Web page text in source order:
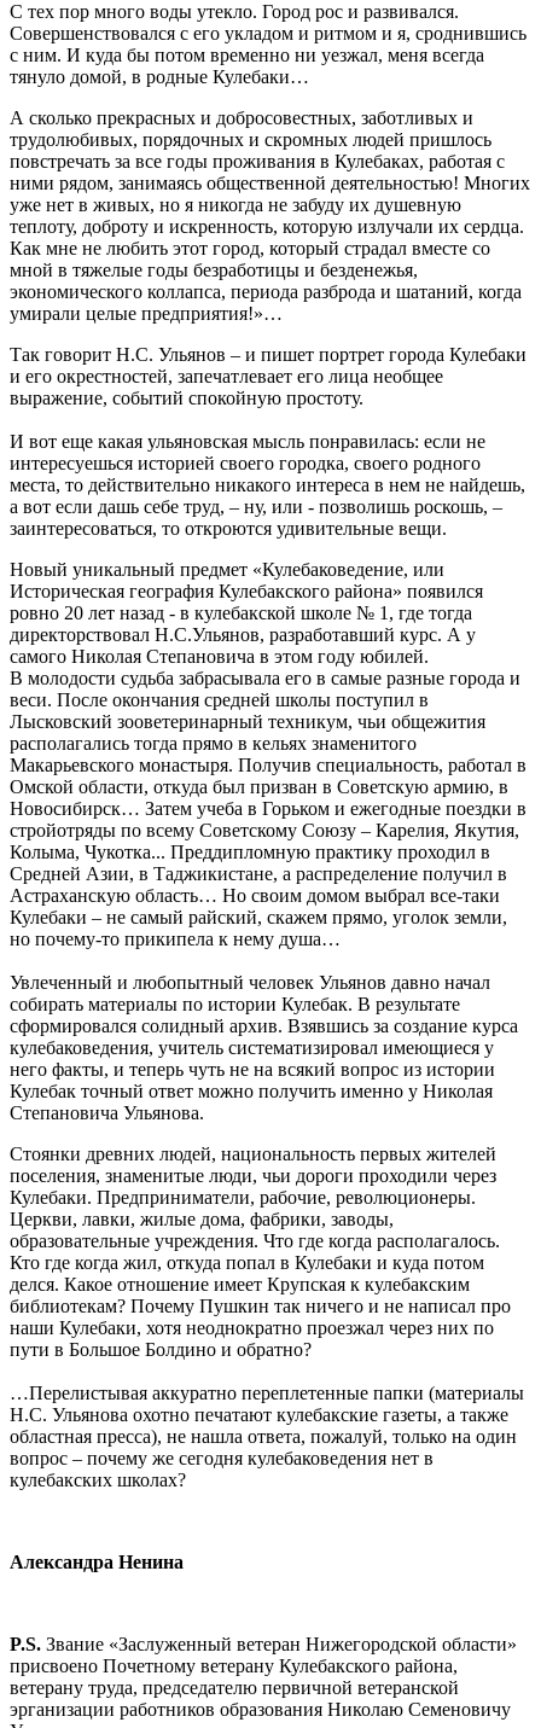
С тех пор много воды утекло. Город рос и развивался.
Совершенствовался с его укладом и ритмом и я, сроднившись
с ним. И куда бы потом временно ни уезжал, меня всегда
тянуло домой, в родные Кулебаки…
А сколько прекрасных и добросовестных, заботливых и
трудолюбивых, порядочных и скромных людей пришлось
повстречать за все годы проживания в Кулебаках, работая с
ними рядом, занимаясь общественной деятельностью! Многих
уже нет в живых, но я никогда не забуду их душевную
теплоту, доброту и искренность, которую излучали их сердца.
Как мне не любить этот город, который страдал вместе со
мной в тяжелые годы безработицы и безденежья,
экономического коллапса, периода разброда и шатаний, когда
умирали целые предприятия!»…
Так говорит Н.С. Ульянов – и пишет портрет города Кулебаки
и его окрестностей, запечатлевает его лица необщее
выражение, событий спокойную простоту.
И вот еще какая ульяновская мысль понравилась: если не
интересуешься историей своего городка, своего родного
места, то действительно никакого интереса в нем не найдешь,
а вот если дашь себе труд, – ну, или - позволишь роскошь, –
заинтересоваться, то откроются удивительные вещи.
Новый уникальный предмет «Кулебаковедение, или
Историческая география Кулебакского района» появился
ровно 20 лет назад - в кулебакской школе № 1, где тогда
директорствовал Н.С.Ульянов, разработавший курс. А у
самого Николая Степановича в этом году юбилей.
В молодости судьба забрасывала его в самые разные города и
веси. После окончания средней школы поступил в
Лысковский зооветеринарный техникум, чьи общежития
располагались тогда прямо в кельях знаменитого
Макарьевского монастыря. Получив специальность, работал в
Омской области, откуда был призван в Советскую армию, в
Новосибирск… Затем учеба в Горьком и ежегодные поездки в
стройотряды по всему Советскому Союзу – Карелия, Якутия,
Колыма, Чукотка... Преддипломную практику проходил в
Средней Азии, в Таджикистане, а распределение получил в
Астраханскую область… Но своим домом выбрал все-таки
Кулебаки – не самый райский, скажем прямо, уголок земли,
но почему-то прикипела к нему душа…
Увлеченный и любопытный человек Ульянов давно начал
собирать материалы по истории Кулебак. В результате
сформировался солидный архив. Взявшись за создание курса
кулебаковедения, учитель систематизировал имеющиеся у
него факты, и теперь чуть не на всякий вопрос из истории
Кулебак точный ответ можно получить именно у Николая
Степановича Ульянова.
Стоянки древних людей, национальность первых жителей
поселения, знаменитые люди, чьи дороги проходили через
Кулебаки. Предприниматели, рабочие, революционеры.
Церкви, лавки, жилые дома, фабрики, заводы,
образовательные учреждения. Что где когда располагалось.
Кто где когда жил, откуда попал в Кулебаки и куда потом
делся. Какое отношение имеет Крупская к кулебакским
библиотекам? Почему Пушкин так ничего и не написал про
наши Кулебаки, хотя неоднократно проезжал через них по
пути в Большое Болдино и обратно?
…Перелистывая аккуратно переплетенные папки (материалы
Н.С. Ульянова охотно печатают кулебакские газеты, а также
областная пресса), не нашла ответа, пожалуй, только на один
вопрос – почему же сегодня кулебаковедения нет в
кулебакских школах?
Александра Ненина
P.S. Звание «Заслуженный ветеран Нижегородской области»
присвоено Почетному ветерану Кулебакского района,
ветерану труда, председателю первичной ветеранской
эрганизации работников образования Николаю Семеновичу